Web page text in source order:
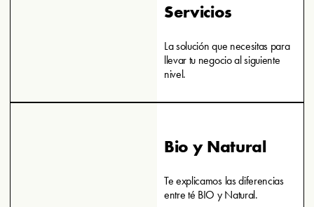
Servicios
La solución que necesitas para
llevar tu negocio al siguiente
nivel.
Bio y Natural
Te explicamos las diferencias
entre té BIO y Natural.